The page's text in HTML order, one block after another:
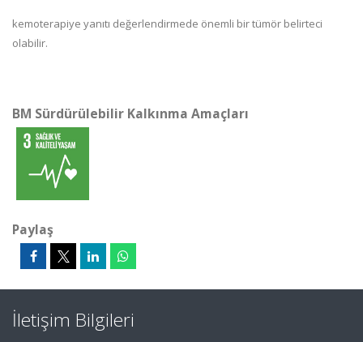
kemoterapiye yanıtı değerlendirmede önemli bir tümör belirteci
olabilir.
BM Sürdürülebilir Kalkınma Amaçları
Paylaş
İletişim Bilgileri